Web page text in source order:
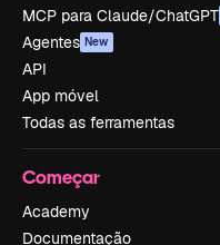
MCP para Claude/ChatGPT
Agentes New
API
App móvel
Todas as ferramentas
Começar
Academy
Documentação